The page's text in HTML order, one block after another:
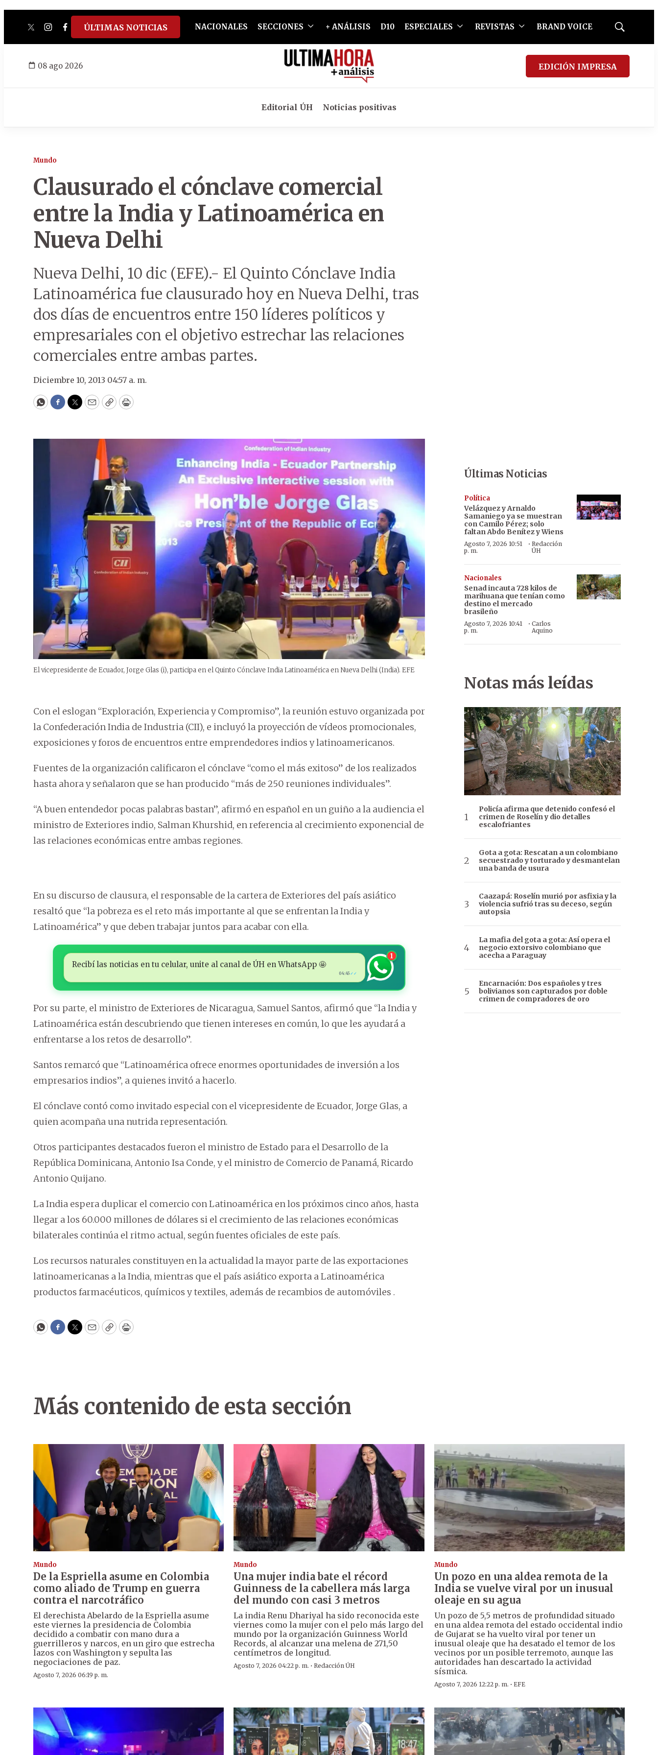
twitterinstagram
facebook
tiktokyoutube
spotify
ÚLTIMAS NOTICIAS NACIONALES SECCIONES + ANÁLISIS D10 ESPECIALES REVISTAS BRAND VOICE
Mostrar
08 ago 2026 EDICIÓN IMPRESA
Editorial ÚH Noticias positivas
Mundo
Clausurado el cónclave comercial
entre la India y Latinoamérica en
Nueva Delhi
Nueva Delhi, 10 dic (EFE).- El Quinto Cónclave India
Latinoamérica fue clausurado hoy en Nueva Delhi, tras
dos días de encuentros entre 150 líderes políticos y
empresariales con el objetivo estrechar las relaciones
comerciales entre ambas partes.
Diciembre 10, 2013 04:57 a. m.
WhatsApp
Facebook
Twitter
EmailCopyPrint
El vicepresidente de Ecuador, Jorge Glas (i), participa en el Quinto Cónclave India Latinoamérica en Nueva Delhi (India). EFE
Con el eslogan “Exploración, Experiencia y Compromiso”, la reunión estuvo organizada por
la Confederación India de Industria (CII), e incluyó la proyección de vídeos promocionales,
exposiciones y foros de encuentros entre emprendedores indios y latinoamericanos.
Fuentes de la organización calificaron el cónclave “como el más exitoso” de los realizados
hasta ahora y señalaron que se han producido “más de 250 reuniones individuales”.
“A buen entendedor pocas palabras bastan”, afirmó en español en un guiño a la audiencia el
ministro de Exteriores indio, Salman Khurshid, en referencia al crecimiento exponencial de
las relaciones económicas entre ambas regiones.
En su discurso de clausura, el responsable de la cartera de Exteriores del país asiático
resaltó que “la pobreza es el reto más importante al que se enfrentan la India y
Latinoamérica” y que deben trabajar juntos para acabar con ella.
Recibí las noticias en tu celular, unite al canal de ÚH en WhatsApp 🤩
04:45 ✓✓
1
Por su parte, el ministro de Exteriores de Nicaragua, Samuel Santos, afirmó que “la India y
Latinoamérica están descubriendo que tienen intereses en común, lo que les ayudará a
enfrentarse a los retos de desarrollo”.
Santos remarcó que “Latinoamérica ofrece enormes oportunidades de inversión a los
empresarios indios”, a quienes invitó a hacerlo.
El cónclave contó como invitado especial con el vicepresidente de Ecuador, Jorge Glas, a
quien acompaña una nutrida representación.
Otros participantes destacados fueron el ministro de Estado para el Desarrollo de la
República Dominicana, Antonio Isa Conde, y el ministro de Comercio de Panamá, Ricardo
Antonio Quijano.
La India espera duplicar el comercio con Latinoamérica en los próximos cinco años, hasta
llegar a los 60.000 millones de dólares si el crecimiento de las relaciones económicas
bilaterales continúa el ritmo actual, según fuentes oficiales de este país.
Los recursos naturales constituyen en la actualidad la mayor parte de las exportaciones
latinoamericanas a la India, mientras que el país asiático exporta a Latinoamérica
productos farmacéuticos, químicos y textiles, además de recambios de automóviles .
WhatsApp
Facebook
Twitter
EmailCopyPrint
Últimas Noticias
Política
Velázquez y Arnaldo
Samaniego ya se muestran
con Camilo Pérez; solo
faltan Abdo Benítez y Wiens
Agosto 7, 2026 10:51
p. m.
·Redacción
ÚH
Nacionales
Senad incauta 728 kilos de
marihuana que tenían como
destino el mercado
brasileño
Agosto 7, 2026 10:41
p. m.
· Carlos
Aquino
Notas más leídas
Policía afirma que detenido confesó el
crimen de Roselín y dio detalles
escalofriantes
Gota a gota: Rescatan a un colombiano
secuestrado y torturado y desmantelan
una banda de usura
Caazapá: Roselín murió por asfixia y la
violencia sufrió tras su deceso, según
autopsia
La mafia del gota a gota: Así opera el
negocio extorsivo colombiano que
acecha a Paraguay
Encarnación: Dos españoles y tres
bolivianos son capturados por doble
crimen de compradores de oro
Más contenido de esta sección
Mundo
De la Espriella asume en Colombia
como aliado de Trump en guerra
contra el narcotráfico
El derechista Abelardo de la Espriella asume
este viernes la presidencia de Colombia
decidido a combatir con mano dura a
guerrilleros y narcos, en un giro que estrecha
lazos con Washington y sepulta las
negociaciones de paz.
Agosto 7, 2026 06:19 p. m.
Mundo
Una mujer india bate el récord
Guinness de la cabellera más larga
del mundo con casi 3 metros
La india Renu Dhariyal ha sido reconocida este
viernes como la mujer con el pelo más largo del
mundo por la organización Guinness World
Records, al alcanzar una melena de 271,50
centímetros de longitud.
Agosto 7, 2026 04:22 p. m. ·Redacción ÚH
Mundo
Un pozo en una aldea remota de la
India se vuelve viral por un inusual
oleaje en su agua
Un pozo de 5,5 metros de profundidad situado
en una aldea remota del estado occidental indio
de Gujarat se ha vuelto viral por tener un
inusual oleaje que ha desatado el temor de los
vecinos por un posible terremoto, aunque las
autoridades han descartado la actividad
sísmica.
Agosto 7, 2026 12:22 p. m. · EFE